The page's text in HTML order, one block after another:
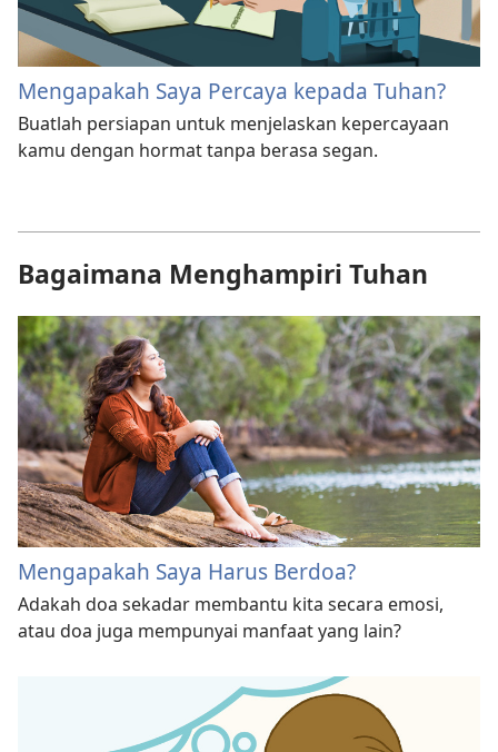
Mengapakah Saya Percaya kepada Tuhan?
Buatlah persiapan untuk menjelaskan kepercayaan
kamu dengan hormat tanpa berasa segan.
Bagaimana Menghampiri Tuhan
Mengapakah Saya Harus Berdoa?
Adakah doa sekadar membantu kita secara emosi,
atau doa juga mempunyai manfaat yang lain?